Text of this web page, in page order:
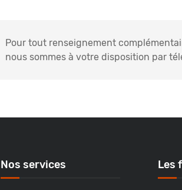
Pour tout renseignement
nous sommes à votre disposition par
Nos services Les